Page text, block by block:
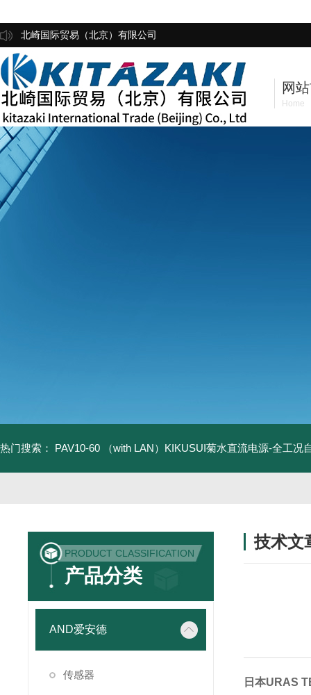
北崎国际贸易（北京）有限公司
网
Home
热门搜索： PAV10-60 （with LAN）KIKUSUI菊水直流电源-全工况
PRODUCT CLASSIFICATION
产品分类
AND爱安德
传感器
技术文
日本URAS